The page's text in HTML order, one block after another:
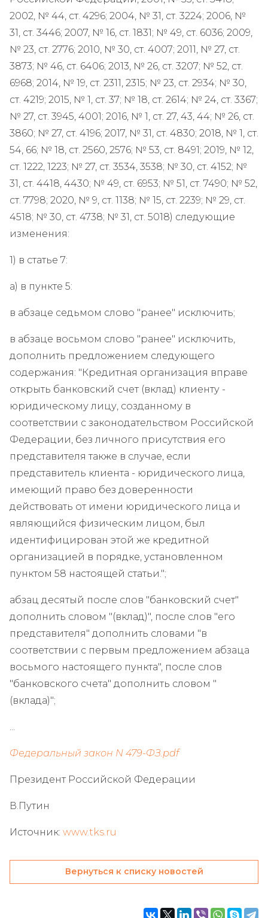
2002, № 44, ст. 4296; 2004, № 31, ст. 3224; 2006, №
31, ст. 3446; 2007, № 16, ст. 1831; № 49, ст. 6036; 2009,
№ 23, ст. 2776; 2010, № 30, ст. 4007; 2011, № 27, ст.
3873; № 46, ст. 6406; 2013, № 26, ст. 3207; № 52, ст.
6968; 2014, № 19, ст. 2311, 2315; № 23, ст. 2934; № 30,
ст. 4219; 2015, № 1, ст. 37; № 18, ст. 2614; № 24, ст. 3367;
№ 27, ст. 3945, 4001; 2016, № 1, ст. 27, 43, 44; № 26, ст.
3860; № 27, ст. 4196; 2017, № 31, ст. 4830; 2018, № 1, ст.
54, 66; № 18, ст. 2560, 2576; № 53, ст. 8491; 2019, № 12,
ст. 1222, 1223; № 27, ст. 3534, 3538; № 30, ст. 4152; №
31, ст. 4418, 4430; № 49, ст. 6953; № 51, ст. 7490; № 52,
ст. 7798; 2020, № 9, ст. 1138; № 15, ст. 2239; № 29, ст.
4518; № 30, ст. 4738; № 31, ст. 5018) следующие
изменения:
1) в статье 7:
а) в пункте 5:
в абзаце седьмом слово "ранее" исключить;
в абзаце восьмом слово "ранее" исключить,
дополнить предложением следующего
содержания: "Кредитная организация вправе
открыть банковский счет (вклад) клиенту -
юридическому лицу, созданному в
соответствии с законодательством Российской
Федерации, без личного присутствия его
представителя также в случае, если
представитель клиента - юридического лица,
имеющий право без доверенности
действовать от имени юридического лица и
являющийся физическим лицом, был
идентифицирован этой же кредитной
организацией в порядке, установленном
пунктом 58 настоящей статьи.";
абзац десятый после слов "банковский счет"
дополнить словом "(вклад)", после слов "его
представителя" дополнить словами "в
соответствии с первым предложением абзаца
восьмого настоящего пункта", после слов
"банковского счета" дополнить словом "
(вклада)";
...
Федеральный закон N 479-ФЗ.pdf
Президент Российской Федерации
В.Путин
Источник: www.tks.ru
Вернуться к списку новостей